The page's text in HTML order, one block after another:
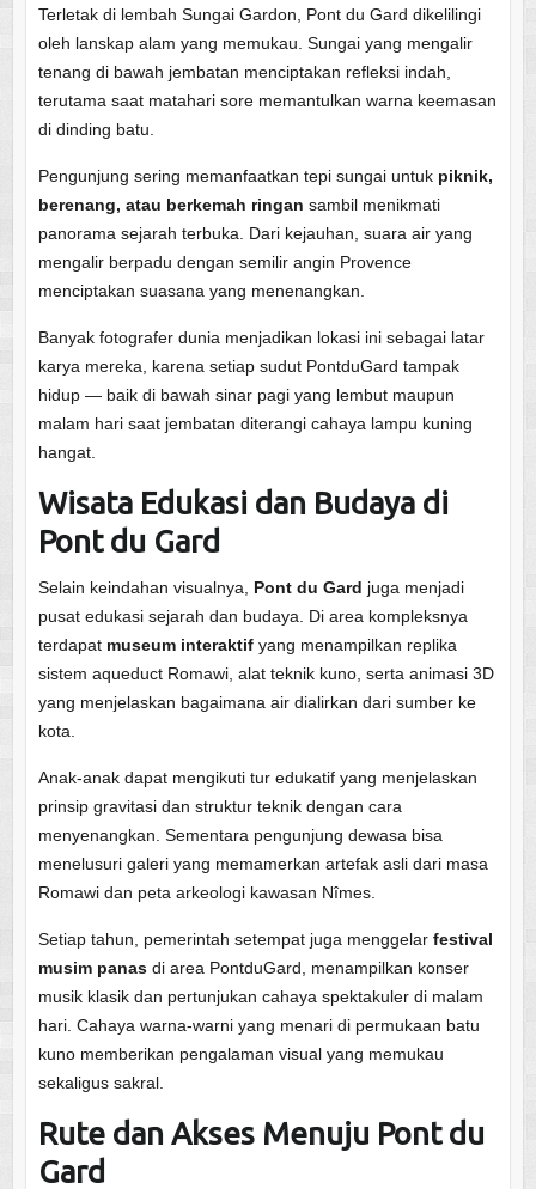
Terletak di lembah Sungai Gardon, Pont du Gard dikelilingi
oleh lanskap alam yang memukau. Sungai yang mengalir
tenang di bawah jembatan menciptakan refleksi indah,
terutama saat matahari sore memantulkan warna keemasan
di dinding batu.
Pengunjung sering memanfaatkan tepi sungai untuk piknik,
berenang, atau berkemah ringan sambil menikmati
panorama sejarah terbuka. Dari kejauhan, suara air yang
mengalir berpadu dengan semilir angin Provence
menciptakan suasana yang menenangkan.
Banyak fotografer dunia menjadikan lokasi ini sebagai latar
karya mereka, karena setiap sudut PontduGard tampak
hidup — baik di bawah sinar pagi yang lembut maupun
malam hari saat jembatan diterangi cahaya lampu kuning
hangat.
Wisata Edukasi dan Budaya di
Pont du Gard
Selain keindahan visualnya, Pont du Gard juga menjadi
pusat edukasi sejarah dan budaya. Di area kompleksnya
terdapat museum interaktifyang menampilkan replika
sistem aqueduct Romawi, alat teknik kuno, serta animasi 3D
yang menjelaskan bagaimana air dialirkan dari sumber ke
kota.
Anak-anak dapat mengikuti tur edukatif yang menjelaskan
prinsip gravitasi dan struktur teknik dengan cara
menyenangkan. Sementara pengunjung dewasa bisa
menelusuri galeri yang memamerkan artefak asli dari masa
Romawi dan peta arkeologi kawasan Nîmes.
Setiap tahun, pemerintah setempat juga menggelar festival
musim panasdi area PontduGard, menampilkan konser
musik klasik dan pertunjukan cahaya spektakuler di malam
hari. Cahaya warna-warni yang menari di permukaan batu
kuno memberikan pengalaman visual yang memukau
sekaligus sakral.
Rute dan Akses Menuju Pont du
Gard